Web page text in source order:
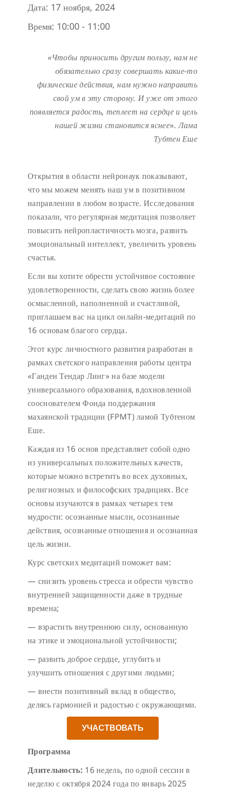
Дата: 17 ноября, 2024
Время: 10:00 - 11:00
«Чтобы приносить другим пользу, нам не
обязательно сразу совершать какие-то
физические действия, нам нужно направить
свой ум в эту сторону. И уже от этого
появляется радость, теплеет на сердце и цель
нашей жизни становится яснее». Лама
Тубтен Еше
Открытия в области нейронаук показывают,
что мы можем менять наш ум в позитивном
направлении в любом возрасте. Исследования
показали, что регулярная медитация позволяет
повысить нейропластичность мозга, развить
эмоциональный интеллект, увеличить уровень
счастья.
Если вы хотите обрести устойчивое состояние
удовлетворенности, сделать свою жизнь более
осмысленной, наполненной и счастливой,
приглашаем вас на цикл онлайн-медитаций по
16 основам благого сердца.
Этот курс личностного развития разработан в
рамках светского направления работы центра
«Ганден Тендар Линг» на базе модели
универсального образования, вдохновленной
сооснователем Фонда поддержания
махаянской традиции (FPMT) ламой Тубтеном
Еше.
Каждая из 16 основ представляет собой одно
из универсальных положительных качеств,
которые можно встретить во всех духовных,
религиозных и философских традициях. Все
основы изучаются в рамках четырех тем
мудрости: осознанные мысли, осознанные
действия, осознанные отношения и осознанная
цель жизни.
Курс светских медитаций поможет вам:
— снизить уровень стресса и обрести чувство
внутренней защищенности даже в трудные
времена;
— взрастить внутреннюю силу, основанную
на этике и эмоциональной устойчивости;
— развить доброе сердце, углубить и
улучшить отношения с другими людьми;
— внести позитивный вклад в общество,
делясь гармонией и радостью с окружающими.
УЧАСТВОВАТЬ
Программа
Длительность: 16 недель, по одной сессии в
неделю с октября 2024 года по январь 2025